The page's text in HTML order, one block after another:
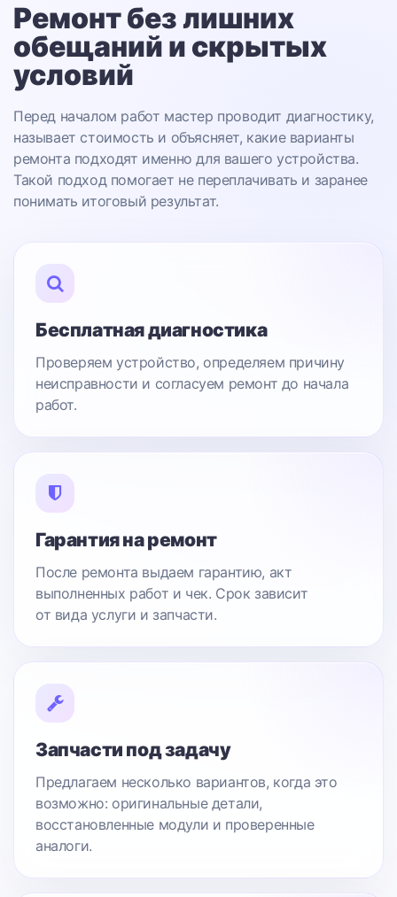
Ремонт без лишних
обещаний и скрытых
условий
Перед началом работ мастер проводит диагностику,
называет стоимость и объясняет, какие варианты
ремонта подходят именно для вашего устройства.
Такой подход помогает не переплачивать и заранее
понимать итоговый результат.
Бесплатная диагностика
Проверяем устройство, определяем причину
неисправности и согласуем ремонт до начала
работ.
Гарантия на ремонт
После ремонта выдаем гарантию, акт
выполненных работ и чек. Срок зависит
от вида услуги и запчасти.
Запчасти под задачу
Предлагаем несколько вариантов, когда это
возможно: оригинальные детали,
восстановленные модули и проверенные
аналоги.